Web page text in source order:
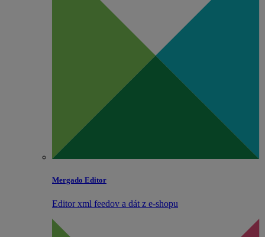
Mergado Editor
Editor xml feedov a dát z e‑shopu